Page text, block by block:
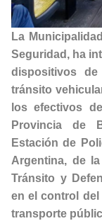
La
Seguridad, ha
dispositivos
tránsito
los efectivos
Provincia de
Estación de
Argentina, de
Tránsito y
en el control
transporte